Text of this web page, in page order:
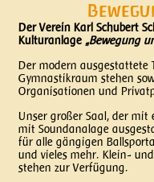
Der Verein Karl Schubert
Kulturanlage „Bewegung
Der modern ausgestattete
Gymnastikraum stehen
Organisationen und
Unser großer Saal, der mit
mit Soundanalage
für alle gängigen
und vieles mehr. Klein-
stehen zur Verfügung.